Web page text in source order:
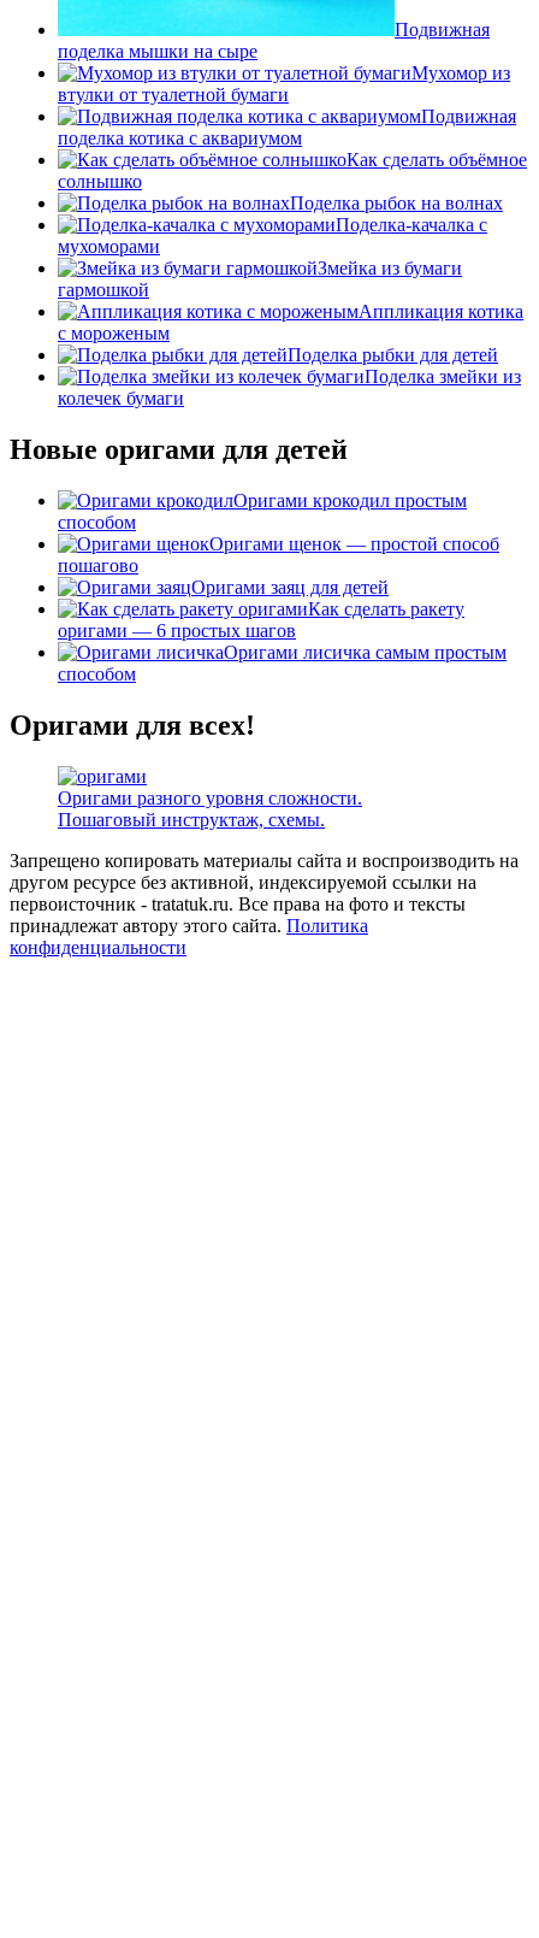
Подвижная
поделка мышки на сыре
Мухомор из
втулки от туалетной бумаги
Подвижная
поделка котика с аквариумом
Как сделать объёмное
солнышко
Поделка рыбок на волнах
Поделка-качалка с
мухоморами
Змейка из бумаги
гармошкой
Аппликация котика
с мороженым
Поделка рыбки для детей
Поделка змейки из
колечек бумаги
Новые оригами для детей
Оригами крокодил простым
способом
Оригами щенок — простой способ
пошагово
Оригами заяц для детей
Как сделать ракету
оригами — 6 простых шагов
Оригами лисичка самым простым
способом
Оригами для всех!
Оригами разного уровня сложности.
Пошаговый инструктаж, схемы.
Запрещено копировать материалы сайта и воспроизводить на
другом ресурсе без активной, индексируемой ссылки на
первоисточник - tratatuk.ru. Все права на фото и тексты
принадлежат автору этого сайта. Политика
конфиденциальности